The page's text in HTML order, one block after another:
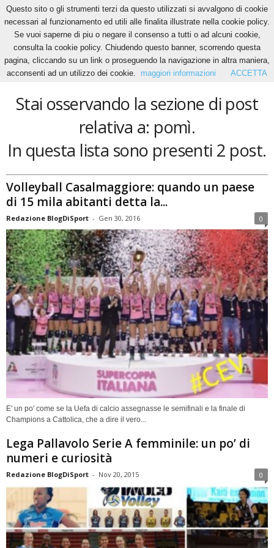
Home Tags Pomì
pomì
Stai osservando la sezione di post
relativa a: pomì.
In questa lista sono presenti 2 post.
Volleyball Casalmaggiore: quando un paese
di 15 mila abitanti detta la...
Redazione BlogDiSport - Gen 30, 2016 0
E' un po' come se la Uefa di calcio assegnasse le semifinali e la finale di
Champions a Cattolica, che a dire il vero...
Lega Pallavolo Serie A femminile: un po’ di
numeri e curiosità
Redazione BlogDiSport - Nov 20, 2015 0
Questo sito o gli strumenti terzi da questo utilizzati si avvalgono di cookie
necessari al funzionamento ed utili alle finalita illustrate nella cookie policy.
Se vuoi saperne di piu o negare il consenso a tutti o ad alcuni cookie,
consulta la cookie policy. Chiudendo questo banner, scorrendo questa
pagina, cliccando su un link o proseguendo la navigazione in altra maniera,
acconsenti ad un utilizzo dei cookie.
maggiori informazioni ACCETTA